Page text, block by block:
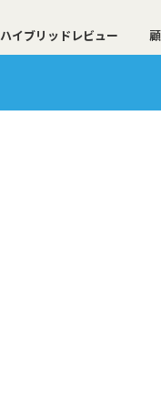
ハイブリッドレビュー